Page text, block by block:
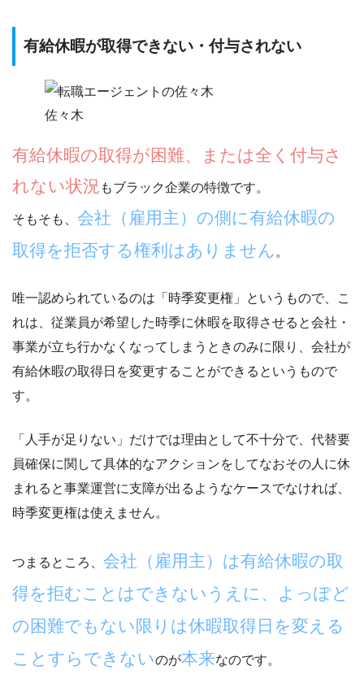
有給休暇が取得できない・付与されない
佐々木
有給休暇の取得が困難、または全く付与さ
れない状況 もブラック企業の特徴です。
そもそも、 会社（雇用主）の側に有給休暇の
取得を拒否する権利はありません 。
唯一認められているのは「 時季変更権 」というもので、こ
れは、 従業員が希望した時季に休暇を取得させると会社・
事業が立ち行かなくなってしまうときのみに限り、会社が
有給休暇の取得日を変更することができる というもので
す。
「 人手が足りない 」だけでは理由として不十分で、 代替要
員確保に関して具体的なアクションをしてなおその人に休
まれると事業運営に支障が出るようなケースでなければ、
時季変更権は使えません。
つまるところ、 会社（雇用主）は有給休暇の取
得を拒むことはできないうえに、よっぽど
の困難でもない限りは休暇取得日を変える
ことすらできないのが本来なのです。